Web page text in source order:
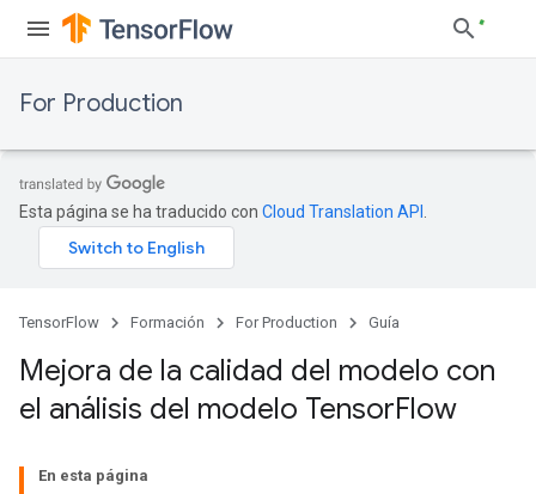
For Production
Esta página se ha traducido con Cloud Translation API
TensorFlow Formación For Production Guía
Mejora de la calidad del modelo con
el análisis del modelo TensorFlow
En esta página